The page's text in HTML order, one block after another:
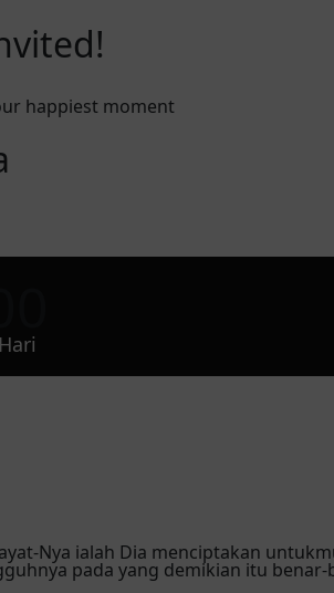
happiest moment
Hari
Nya ialah Dia menciptakan
pada yang demikian itu